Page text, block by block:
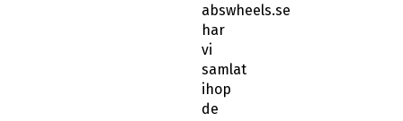
abswheels.se
har
vi
samlat
ihop
de